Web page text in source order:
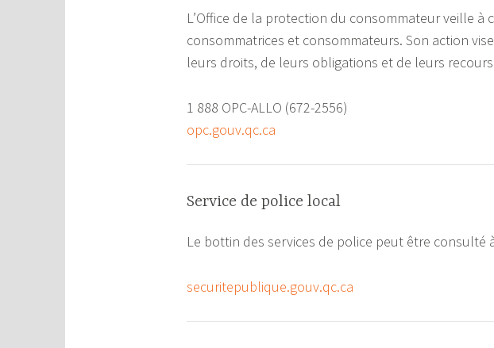
L’Office de la protection du consommateur veille
consommatrices et consommateurs. Son action
leurs droits, de leurs obligations et de leurs
1 888 OPC-ALLO (672-2556)
opc.gouv.qc.ca
Service de police local
Le bottin des services de police peut être consulté
securitepublique.gouv.qc.ca